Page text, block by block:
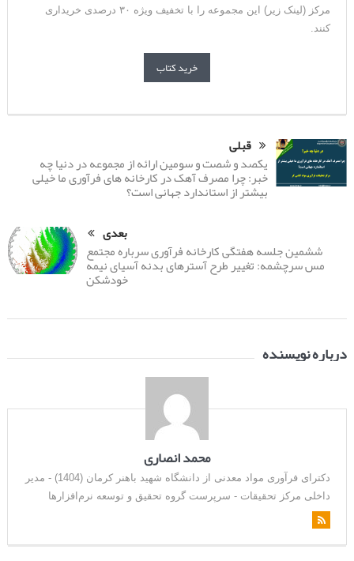
مرکز (لینک زیر) این مجموعه را با تخفیف ویژه ۳۰ درصدی خریداری
کنند.
خرید کتاب
قبلی
یکصد و شصت و سومین ارائه از مجموعه در دنیا چه
خبر: چرا مصرف آهک در کارخانه های فرآوری ما خیلی
بیشتر از استاندارد جهانی است؟
بعدی
ششمین جلسه هفتگی کارخانه فرآوری سرباره مجتمع
مس سرچشمه: تغییر طرح آسترهای بدنه آسیای نیمه
خودشکن
درباره نویسنده
محمد انصاری
دکترای فرآوری مواد معدنی از دانشگاه شهید باهنر کرمان (1404) - مدیر
داخلی مرکز تحقیقات - سرپرست گروه تحقیق و توسعه نرم‌افزارها